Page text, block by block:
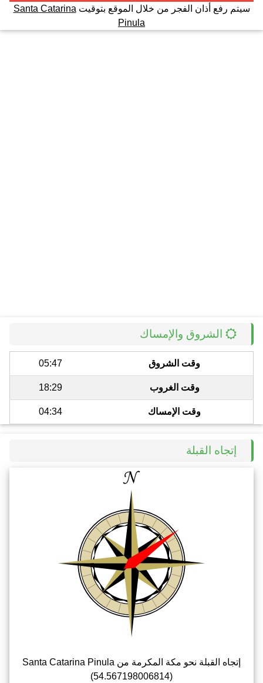
سيتم رفع أذان الفجر من خلال الموقع بتوقيت Santa Catarina
Pinula
الشروق والإمساك
وقت الشروق 05:47
وقت الغروب 18:29
وقت الإمساك 04:34
إتجاه القبلة
إتجاه القبلة نحو مكة المكرمة من Santa Catarina Pinula
(54.567198006814)